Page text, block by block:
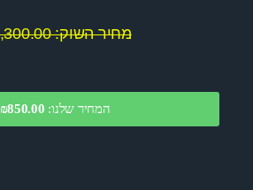
מחיר השוק: ₪1,300.00
המחיר שלנו: ₪850.00